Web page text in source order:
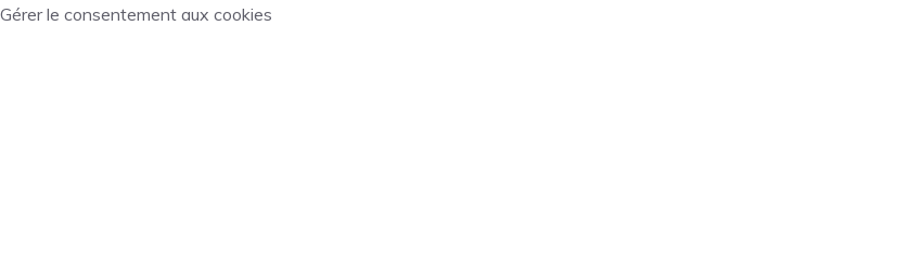
Gérer le consentement aux cookies